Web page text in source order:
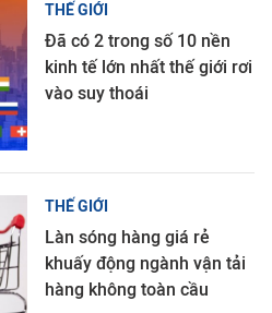
THẾ GIỚI
Đã có 2 trong số 10 nền
kinh tế lớn nhất thế giới rơi
vào suy thoái
THẾ GIỚI
Làn sóng hàng giá rẻ
khuấy động ngành vận tải
hàng không toàn cầu